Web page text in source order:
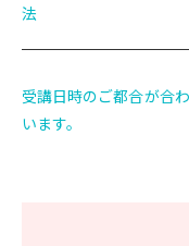
法
受講日時のご都合が合
います。